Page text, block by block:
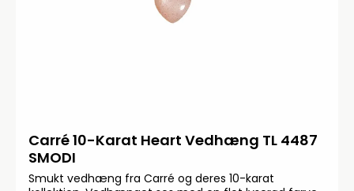
Carré 10-Karat Heart Vedhæng TL 4487
SMODI
Smukt vedhæng fra Carré og deres 10-karat